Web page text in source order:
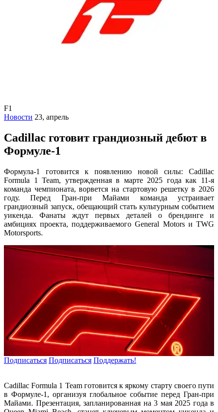
F1
Новости 23, апрель
Cadillac готовит грандиозный дебют в
Формуле-1
Формула-1 готовится к появлению новой силы: Cadillac
Formula 1 Team, утвержденная в марте 2025 года как 11-я
команда чемпионата, ворвется на стартовую решетку в 2026
году. Перед Гран-при Майами команда устраивает
грандиозный запуск, обещающий стать культурным событием
уикенда. Фанаты ждут первых деталей о брендинге и
амбициях проекта, поддерживаемого General Motors и TWG
Motorsports.
Подписаться Подписаться Поддержать!
Cadillac Formula 1 Team готовится к яркому старту своего пути
в Формуле-1, организуя глобальное событие перед Гран-при
Майами. Презентация, запланированная на 3 мая 2025 года в